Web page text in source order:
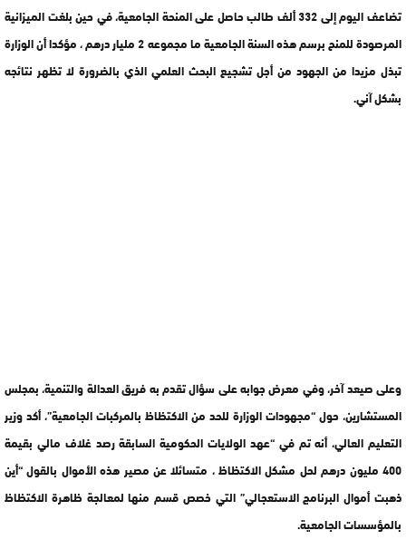
تضاعف اليوم إلى 332 ألف طالب حاصل على المنحة الجامعية، في حين بلغت الميزانية
المرصودة للمنح برسم هذه السنة الجامعية ما مجموعه 2 مليار درهم ، مؤكدا أن الوزارة
تبذل مزيدا من الجهود من أجل تشجيع البحث العلمي الذي بالضرورة لا تظهر نتائجه
بشكل آني.
وعلى صيعد آخر، وفي معرض جوابه على سؤال تقدم به فريق العدالة والتنمية، بمجلس
المستشارين، حول “مجهودات الوزارة للحد من الاكتظاظ بالمركبات الجامعية”، أكد وزير
التعليم العالي، أنه تم في “عهد الولايات الحكومية السابقة رصد غلاف مالي بقيمة
400 مليون درهم لحل مشكل الاكتظاظ ، متسائلا عن مصير هذه الأموال بالقول “أين
ذهبت أموال البرنامج الاستعجالي” التي خصص قسم منها لمعالجة ظاهرة الاكتظاظ
بالمؤسسات الجامعية.